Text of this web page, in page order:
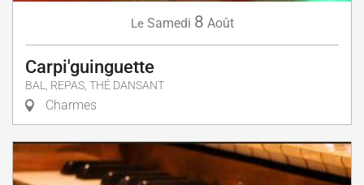
Le Samedi 8 Août
Carpi'guinguette
BAL, REPAS, THÉ DANSANT
Charmes